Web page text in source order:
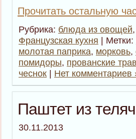
Прочитать остальную
Рубрика: блюда из овощей,
Французская кухня | Метки:
молотая паприка, морковь,
помидоры, прованские
чеснок | Нет комментариев
Паштет из
30.11.2013